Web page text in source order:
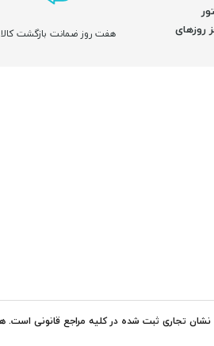
10 الی 14 - 18 الی 21 به جز روزهای
هفت روز ضمانت بازگشت کالا
تجاری ثبت شده در کلیه مراجع قانونی است.